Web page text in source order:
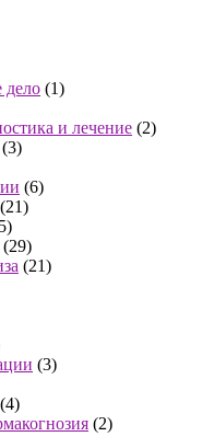
дело (1)
и лечение (2)
(3)
(6)
(21)
(29)
(21)
(3)
(4)
(2)